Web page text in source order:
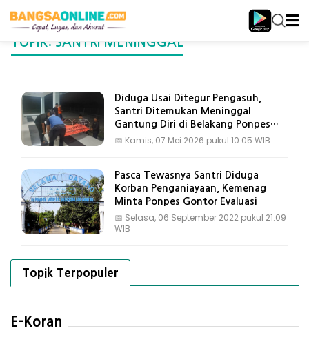
TOPIK: SANTRI MENINGGAL
Diduga Usai Ditegur Pengasuh,
Santri Ditemukan Meninggal
Gantung Diri di Belakang Ponpes
Gresik
📅 Kamis, 07 Mei 2026 pukul 10:05 WIB
Pasca Tewasnya Santri Diduga
Korban Penganiayaan, Kemenag
Minta Ponpes Gontor Evaluasi
📅 Selasa, 06 September 2022 pukul 21:09
WIB
Topik Terpopuler
E-Koran